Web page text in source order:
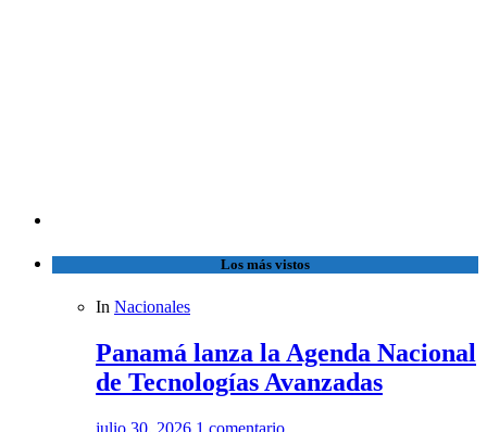
Los más vistos
In Nacionales
Panamá lanza la Agenda Nacional
de Tecnologías Avanzadas